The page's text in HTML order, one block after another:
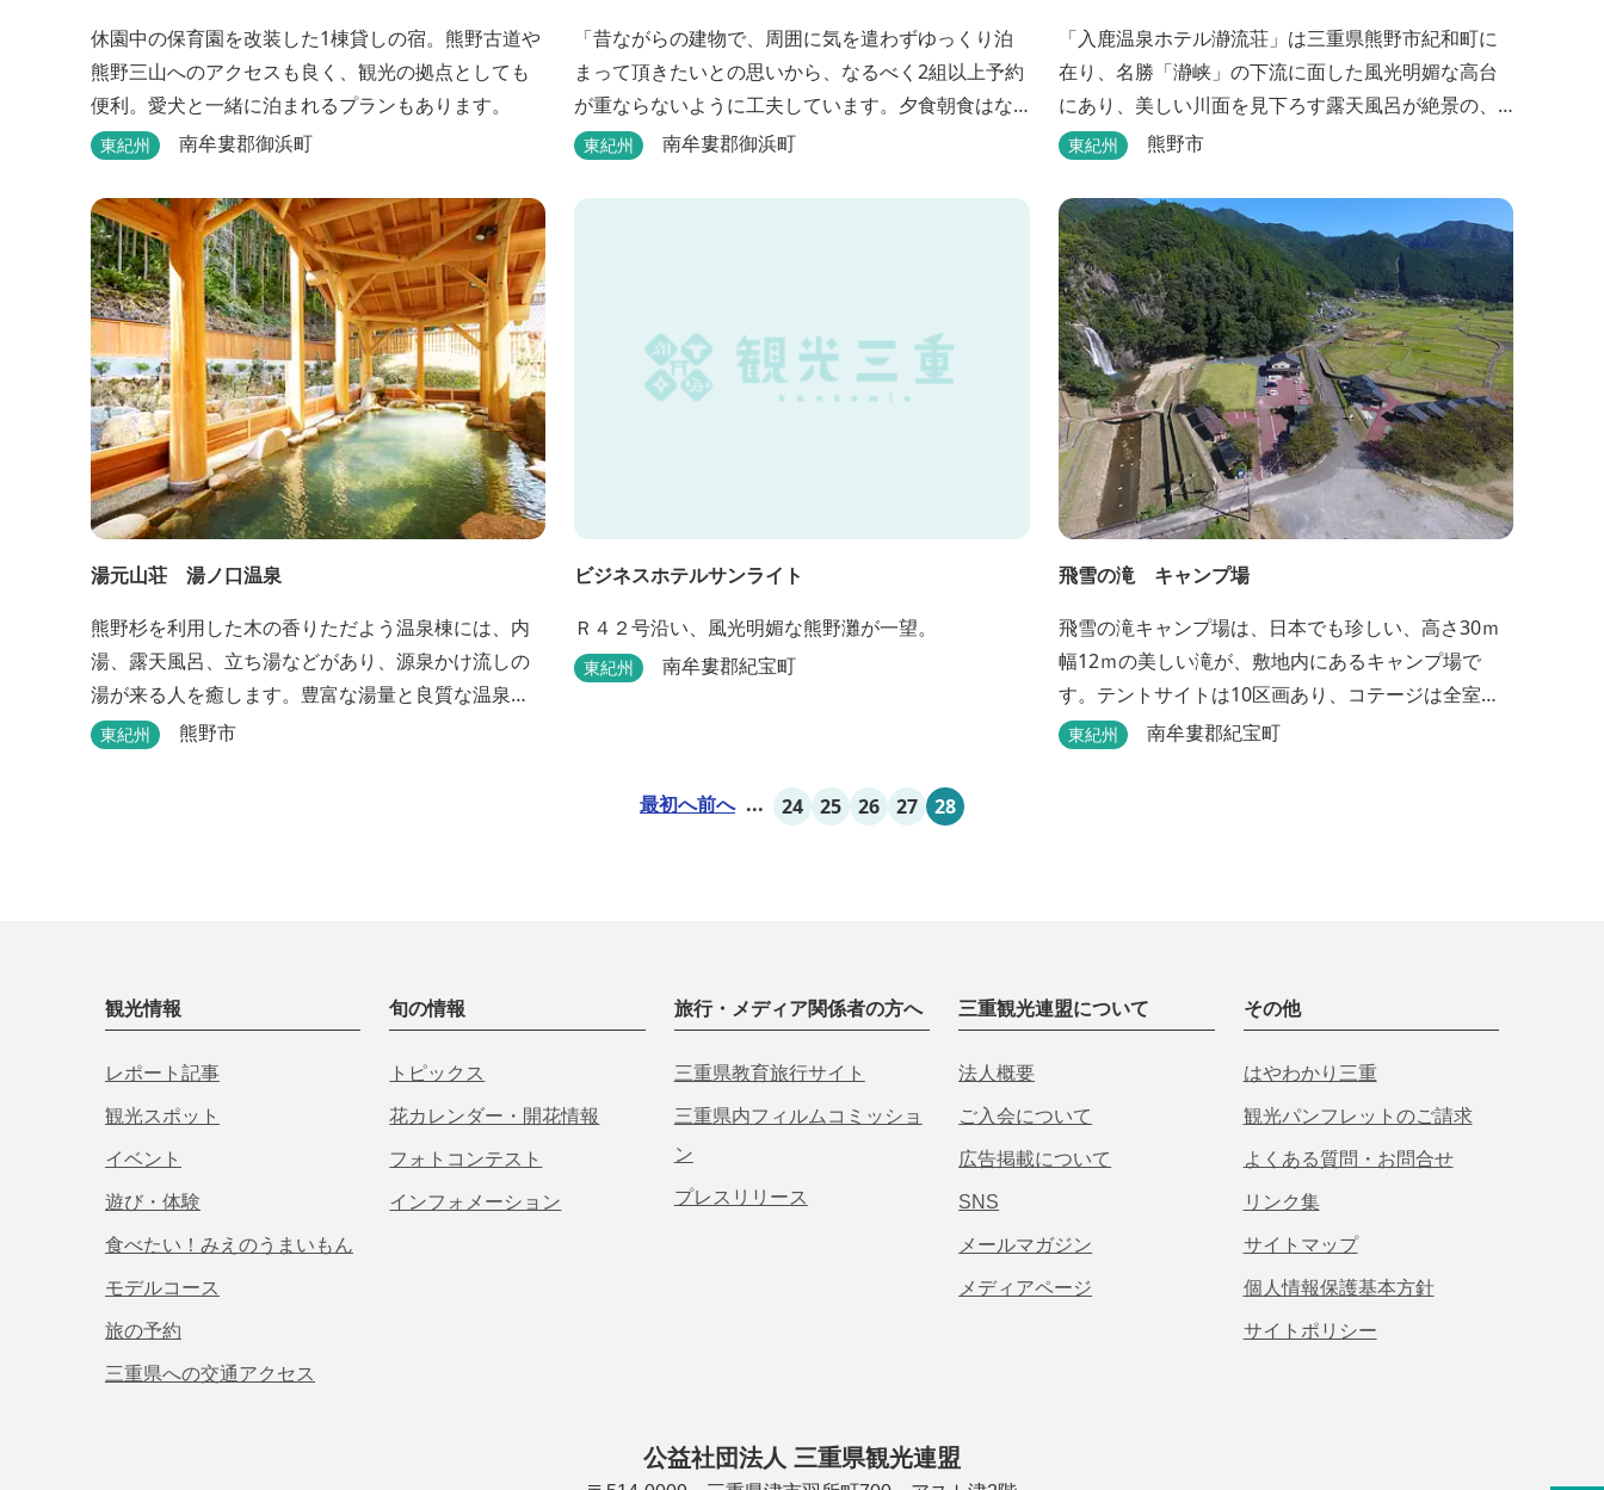
休園中の保育園を改装した1棟貸しの宿。熊野古道や
熊野三山へのアクセスも良く、観光の拠点としても
便利。愛犬と一緒に泊まれるプランもあります。
東紀州 南牟婁郡御浜町
「昔ながらの建物で、周囲に気を遣わずゆっくり泊
まって頂きたいとの思いから、なるべく2組以上予約
が重ならないように工夫しています。夕食朝食はな
るべく、地元のものを使って、仕事などで連泊の方
し重なった場合は、ごめんなさい。
東紀州 南牟婁郡御浜町
「入鹿温泉ホテル瀞流荘」は三重県熊野市紀和町に
在り、名勝「瀞峡」の下流に面した風光明媚な高台
にあり、美しい川面を見下ろす露天風呂が絶景の、
静かにゆっくりとお過ごしいただくことができる温
と称される丸山千枚田、赤木城跡、熊野本宮大社
（熊野三山）、玉置神社が近くに点在し、和歌山・
奈良の遺産や名所からも近いことから観光アクセス
には大変便利な立地と...
東紀州 熊野市
湯元山荘 湯ノ口温泉
熊野杉を利用した木の香りただよう温泉棟には、内
湯、露天風呂、立ち湯などがあり、源泉かけ流しの
湯が来る人を癒します。豊富な湯量と良質な温泉
で、日帰り入浴はもちろん、バンガローやロッジな
東紀州 熊野市
ビジネスホテルサンライト
Ｒ４２号沿い、風光明媚な熊野灘が一望。
東紀州 南牟婁郡紀宝町
飛雪の滝 キャンプ場
飛雪の滝キャンプ場は、日本でも珍しい、高さ30ｍ
幅12ｍの美しい滝が、敷地内にあるキャンプ場で
す。テントサイトは10区画あり、コテージは全室で8
棟あります。近年は滝つぼを水風呂にしたサウナが
東紀州 南牟婁郡紀宝町
最初へ前へ ... 24 25 26 27 28
観光情報
レポート記事
観光スポット
イベント
遊び・体験
食べたい！みえのうまいもん
モデルコース
旅の予約
三重県への交通アクセス
旬の情報
トピックス
花カレンダー・開花情報
フォトコンテスト
インフォメーション
旅行・メディア関係者の方へ
三重県教育旅行サイト
三重県内フィルムコミッショ
ン
プレスリリース
三重観光連盟について
法人概要
ご入会について
広告掲載について
SNS
メールマガジン
メディアページ
その他
はやわかり三重
観光パンフレットのご請求
よくある質問・お問合せ
リンク集
サイトマップ
個人情報保護基本方針
サイトポリシー
公益社団法人 三重県観光連盟